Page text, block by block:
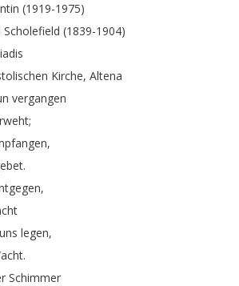
(1919-1975)
Scholefield (1839-1904)
Kirche, Altena
vergangen
;
,
.
,
uns legen,
.
Schimmer